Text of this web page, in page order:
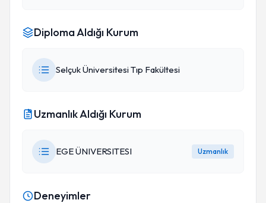
Diploma Aldığı Kurum
Selçuk Üniversitesi Tıp Fakültesi
Uzmanlık Aldığı Kurum
EGE ÜNIVERSITESI Uzmanlık
Deneyimler